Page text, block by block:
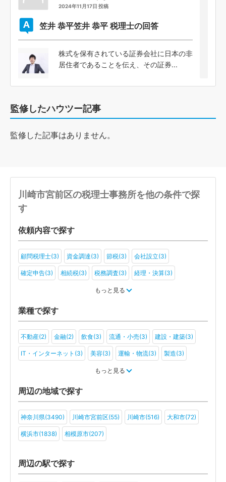
2024年11月17日 投稿
笠井 恭平笠井 恭平 税理士の回答
株式を保有されている証券会社に日本の非
居住者であることを伝え、その証券...
監修したハウツー記事
監修した記事はありません。
川崎市宮前区の税理士事務所を他の条件で探
す
依頼内容で探す
顧問税理士(3) 資金調達(3) 節税(3) 会社設立(3)
確定申告(3) 相続税(3) 税務調査(3) 経理・決算(3)
もっと見る
業種で探す
不動産(2) 金融(2) 飲食(3) 流通・小売(3) 建設・建築(3)
IT・インターネット(3) 美容(3) 運輸・物流(3) 製造(3)
旅行・ホテル(3)
アミューズメント・レジャー(3)
もっと見る
周辺の地域で探す
神奈川県(3490) 川崎市宮前区(55) 川崎市(516) 大和市(72)
横浜市(1838) 相模原市(207)
周辺の駅で探す